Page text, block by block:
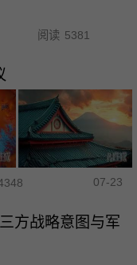
阅读 5381
07-23
方战略意图与军